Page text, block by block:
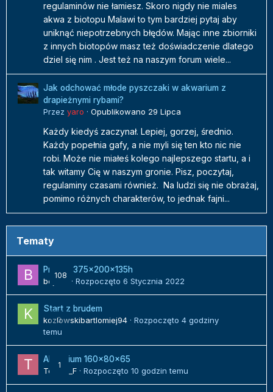
regulaminów nie łamiesz. Skoro nigdy nie miales
akwa z biotopu Malawi to tym bardziej pytaj aby
uniknąć niepotrzebnych błędów. Mając inne zbiorniki
z innych biotopów masz też doświadczenie dlatego
dziel się nim . Jest też na naszym forum wiele...
Jak odchować młode pyszczaki w akwarium z
drapieżnymi rybami?
Przez yaro · Opublikowano 29 Lipca
Każdy kiedyś zaczynał. Lepiej, gorzej, średnio.
Każdy popełnia gafy, a nie myli się ten kto nic nie
robi. Może nie miałeś kolego najlepszego startu, a i
tak witamy Cię w naszym gronie. Pisz, poczytaj,
regulaminy czasami również. Na ludzi się nie obrażaj,
pomimo różnych charakterów, to jednak fajni...
Tematy
108
Projekt 375x200x135h
bojack
· Rozpoczęto 6 Stycznia 2022
0
Start z brudem
kozlowskibartlomiej94 · Rozpoczęto 4 godziny
temu
1
Akwarium 160x80x65
Tomek_F · Rozpoczęto 10 godzin temu